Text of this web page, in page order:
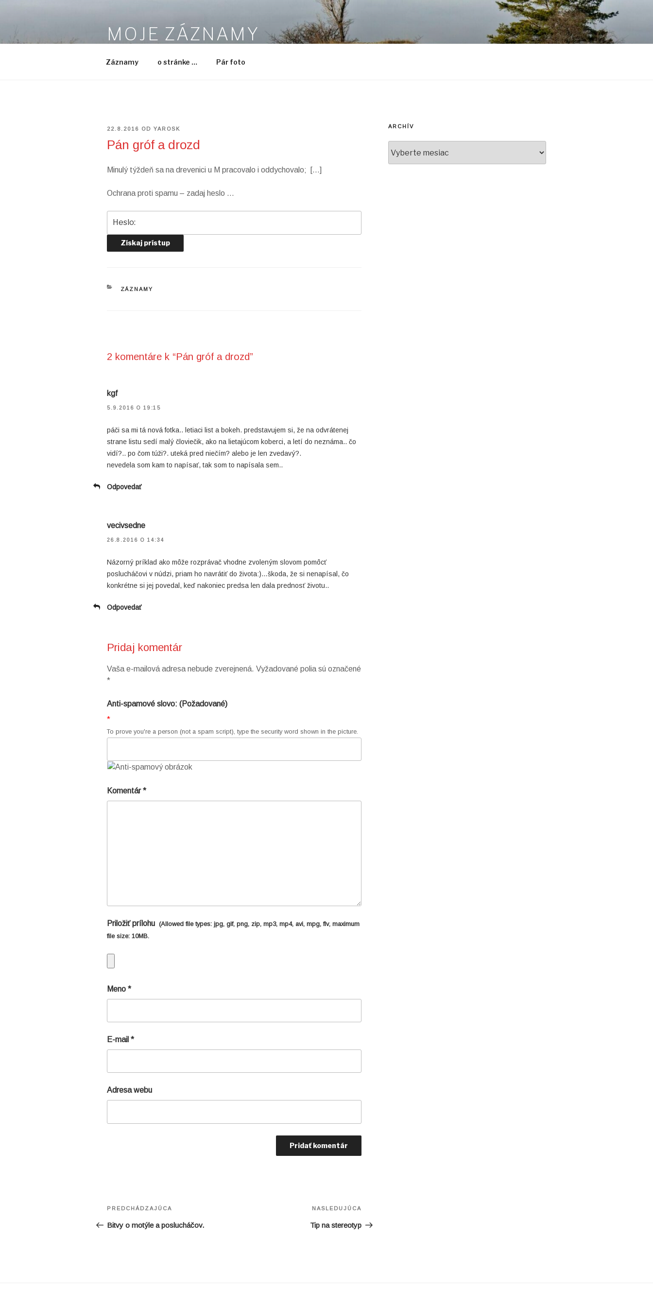
MOJE ZÁZNAMY
Záznamy o stránke … Pár foto
PUBLIKOVANÉ
22.8.2016 OD YAROSK
Pán gróf a drozd
Minulý týždeň sa na drevenici u M pracovalo i oddychovalo; […]
Ochrana proti spamu – zadaj heslo …
KATEGÓRIE
ZÁZNAMY
2 komentáre k “Pán gróf a drozd”
kgf
5.9.2016 O 19:15
páči sa mi tá nová fotka.. letiaci list a bokeh. predstavujem si, že na odvrátenej
strane listu sedí malý človiečik, ako na lietajúcom koberci, a letí do neznáma.. čo
vidí?.. po čom túži?. uteká pred niečím? alebo je len zvedavý?.
nevedela som kam to napísať, tak som to napísala sem..
Odpovedať
vecivsedne
26.8.2016 O 14:34
Názorný príklad ako môže rozprávač vhodne zvoleným slovom pomôcť
poslucháčovi v núdzi, priam ho navrátiť do života:)…škoda, že si nenapísal, čo
konkrétne si jej povedal, keď nakoniec predsa len dala prednosť životu..
Odpovedať
Pridaj komentár
Vaša e-mailová adresa nebude zverejnená. Vyžadované polia sú označené
*
Anti-spamové slovo: (Požadované)
*
To prove you're a person (not a spam script), type the security word shown in the picture.
Komentár*
Priložiť prílohu (Allowed file types: jpg, gif, png, zip, mp3, mp4, avi, mpg, flv, maximum
file size: 10MB.
Meno *
E-mail *
Adresa webu
Navigácia
v
Predchádzajúci
PREDCHÁDZAJÚCA
Bitvy o motýle a poslucháčov.
NASLEDUJÚCA
Tip na stereotyp
ARCHÍV